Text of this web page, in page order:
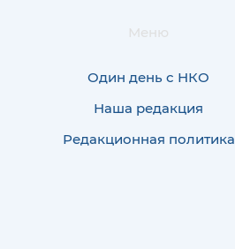
Меню
Один день с НКО
Наша редакция
Редакционная политика